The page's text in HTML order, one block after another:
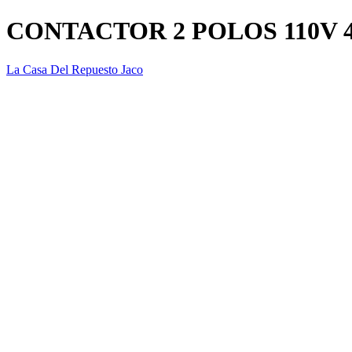
CONTACTOR 2 POLOS 110V
La Casa Del Repuesto Jaco